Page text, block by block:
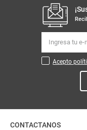
Acepto
CONTACTANOS